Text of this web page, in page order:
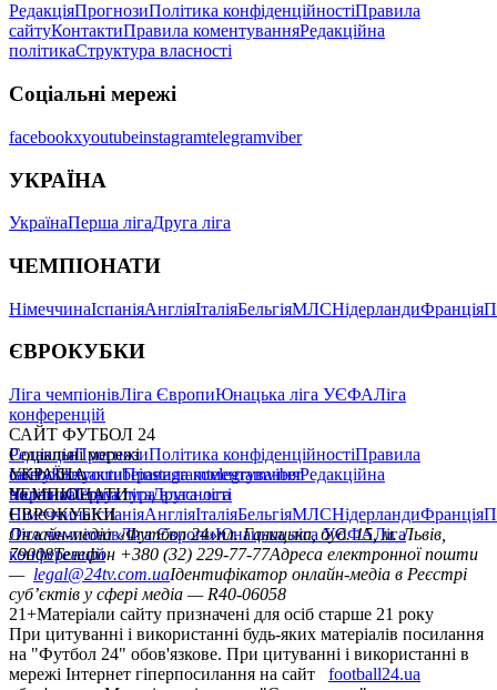
РедакціяПрогнозиПолітика конфіденційностіПравила
сайтуКонтактиПравила коментуванняРедакційна
політикаСтруктура власності
Соціальні мережі
facebookxyoutubeinstagramtelegramviber
УКРАЇНА
УкраїнаПерша лігаДруга ліга
ЧЕМПІОНАТИ
НімеччинаІспаніяАнгліяІталіяБельгіяМЛСНідерландиФранція
ЄВРОКУБКИ
Ліга чемпіонівЛіга ЄвропиЮнацька ліга УЄФАЛіга
конференцій
САЙТ ФУТБОЛ 24
РедакціяПрогнозиПолітика конфіденційностіПравила
сайтуКонтактиПравила коментуванняРедакційна
політикаСтруктура власності
Соціальні мережі
facebookxyoutubeinstagramtelegramviber
УКРАЇНА
УкраїнаПерша лігаДруга ліга
ЧЕМПІОНАТИ
НімеччинаІспаніяАнгліяІталіяБельгіяМЛСНідерландиФранція
ЄВРОКУБКИ
Ліга чемпіонівЛіга ЄвропиЮнацька ліга УЄФАЛіга
конференцій
Онлайн-медіа «Футбол 24»пл. Галицька, буд. 15, м. Львів,
79008Телефон +380 (32) 229-77-77Адреса електронної пошти
— legal@24tv.com.uaІдентифікатор онлайн-медіа в Реєстрі
суб’єктів у сфері медіа — R40-06058
21+Матеріали сайту призначені для осіб старше 21 року
При цитуванні і використанні будь-яких матеріалів посилання
на "Футбол 24" обов'язкове. При цитуванні і використанні в
мережі Інтернет гіперпосилання на сайт
football24.ua